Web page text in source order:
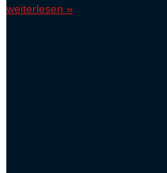
weiterlesen »